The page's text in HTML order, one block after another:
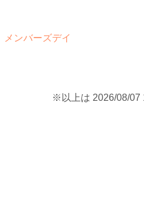
メンバーズデイ
※以上は 2026/08/07